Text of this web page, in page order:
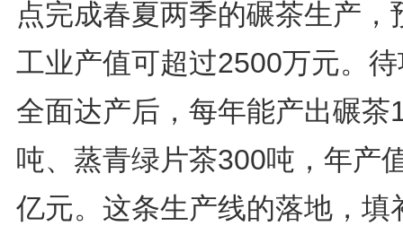
点完成春夏两季的碾茶生产，
工业产值可超过2500万元。
全面达产后，每年能产出碾茶
吨、蒸青绿片茶300吨，年产
亿元。这条生产线的落地，填